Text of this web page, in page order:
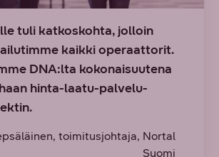
tuli katkoskohta, jolloin
kaikki operaattorit.
DNA:lta kokonaisuutena
hinta-laatu-palvelu-
toimitusjohtaja, Nortal
Suomi